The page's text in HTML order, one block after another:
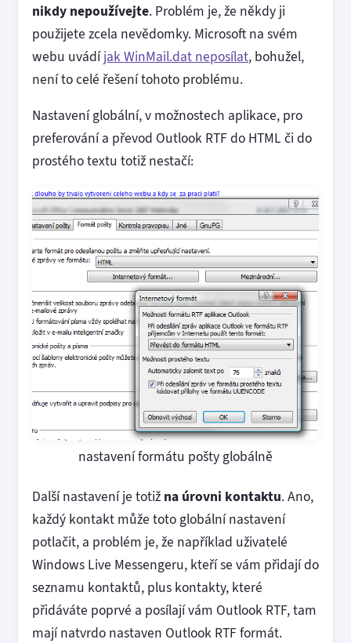
nikdy nepoužívejte. Problém je, že někdy ji
použijete zcela nevědomky. Microsoft na svém
webu uvádíjak WinMail.dat neposílat, bohužel,
není to celé řešení tohoto problému.
Nastavení globální, v možnostech aplikace, pro
preferování a převod Outlook RTF do HTML či do
prostého textu totiž nestačí:
nastavení formátu pošty globálně
Další nastavení je totiž na úrovni kontaktu. Ano,
každý kontakt může toto globální nastavení
potlačit, a problém je, že například uživatelé
Windows Live Messengeru, kteří se vám přidají do
seznamu kontaktů, plus kontakty, které
přidáváte poprvé a posílají vám Outlook RTF, tam
mají natvrdo nastaven Outlook RTF formát.